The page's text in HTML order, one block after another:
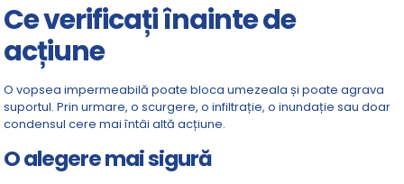
Ce verificați înainte de
acțiune
O vopsea impermeabilă poate bloca umezeala și poate agrava
suportul. Prin urmare, o scurgere, o infiltrație, o inundație sau doar
condensul cere mai întâi altă acțiune.
O alegere mai sigură